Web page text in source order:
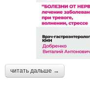
читать дальше →